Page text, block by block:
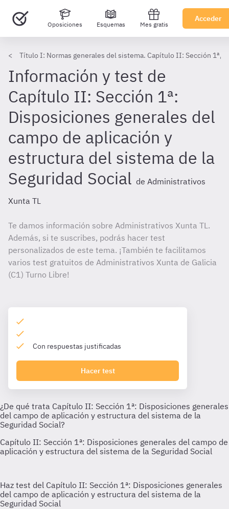
Oposiciones Esquemas Mes gratis
Acceder
Título I: Normas generales del sistema. Capítulo II: Sección 1ª,
Información y test de
Capítulo II: Sección 1ª:
Disposiciones generales del
campo de aplicación y
estructura del sistema de la
Seguridad Social de Administrativos
Xunta TL
Te damos información sobre Administrativos Xunta TL.
Además, si te suscribes, podrás hacer test
personalizados de este tema. ¡También te facilitamos
varios test gratuitos de Administrativos Xunta de Galicia
(C1) Turno Libre!
Con respuestas justificadas
Hacer test